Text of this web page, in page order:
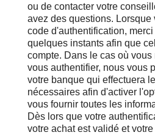
ou de contacter votre
avez des questions. Lorsque
code d'authentification,
quelques instants afin que
compte. Dans le cas où
vous authentifier, nous vous
votre banque qui effectuera
nécessaires afin d'activer
vous fournir toutes les
Dès lors que votre
votre achat est validé et